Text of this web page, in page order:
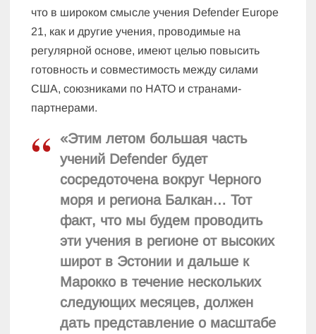
что в широком смысле учения Defender Europe
21, как и другие учения, проводимые на
регулярной основе, имеют целью повысить
готовность и совместимость между силами
США, союзниками по НАТО и странами-
партнерами.
«Этим летом большая часть
учений Defender будет
сосредоточена вокруг Черного
моря и региона Балкан… Тот
факт, что мы будем проводить
эти учения в регионе от высоких
широт в Эстонии и дальше к
Марокко в течение нескольких
следующих месяцев, должен
дать представление о масштабе